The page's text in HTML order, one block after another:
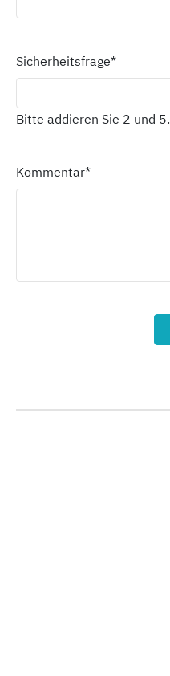
Sicherheitsfrage*
Bitte addieren Sie 2 und 5.
Kommentar*